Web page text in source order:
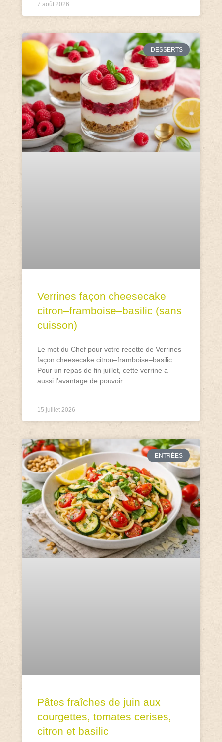
7 août 2026
DESSERTS
Verrines façon cheesecake
citron–framboise–basilic (sans
cuisson)
Le mot du Chef pour votre recette de Verrines
façon cheesecake citron–framboise–basilic
Pour un repas de fin juillet, cette verrine a
aussi l’avantage de pouvoir
15 juillet 2026
ENTRÉES
Pâtes fraîches de juin aux
courgettes, tomates cerises,
citron et basilic